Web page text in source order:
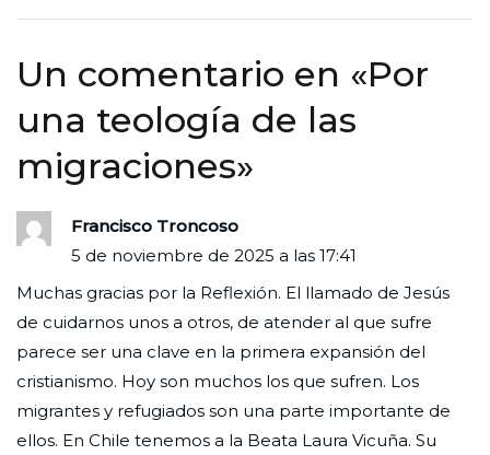
de
entradas
Un comentario en «Por
una teología de las
migraciones»
Francisco Troncoso
5 de noviembre de 2025 a las 17:41
Muchas gracias por la Reflexión. El llamado de Jesús
de cuidarnos unos a otros, de atender al que sufre
parece ser una clave en la primera expansión del
cristianismo. Hoy son muchos los que sufren. Los
migrantes y refugiados son una parte importante de
ellos. En Chile tenemos a la Beata Laura Vicuña. Su